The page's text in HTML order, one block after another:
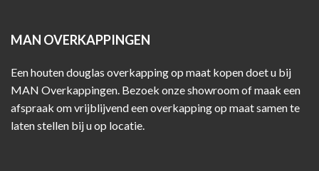
MAN OVERKAPPINGEN
Een houten douglas overkapping op maat kopen doet u bij
MAN Overkappingen. Bezoek onze showroom of maak een
afspraak om vrijblijvend een overkapping op maat samen te
laten stellen bij u op locatie.